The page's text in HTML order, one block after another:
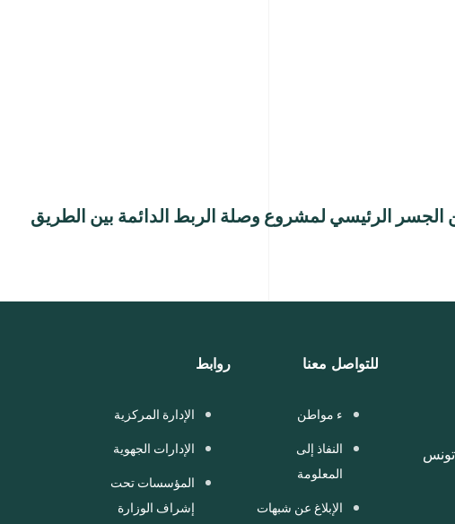
الجسر الرئيسي لمشروع وصلة الربط الدائمة بين الطريق
للتواصل معنا
ء مواطن
النفاذ إلى
المعلومة
الإبلاغ عن شبهات
روابط
الإدارة المركزية
الإدارات الجهوية
المؤسسات تحت
إشراف الوزارة